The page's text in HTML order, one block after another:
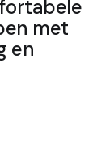
met
en